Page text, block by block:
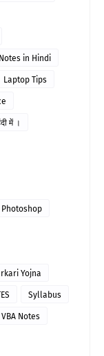
in Hindi
Laptop Tips
में ।
Photoshop
Yojna
Syllabus
VBA Notes